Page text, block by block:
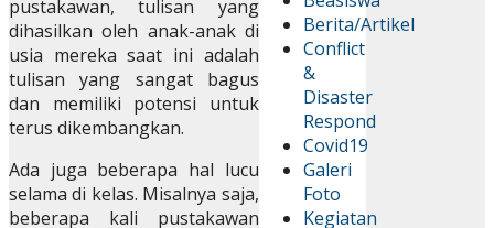
Berita/Artikel
Conflict
&
Disaster
Respond
Covid19
Galeri
Foto
Kegiatan
pustakawan, tulisan yang
dihasilkan oleh anak-anak di
usia mereka saat ini adalah
tulisan yang sangat bagus
dan memiliki potensi untuk
terus dikembangkan.
Ada juga beberapa hal lucu
selama di kelas. Misalnya saja,
beberapa kali pustakawan